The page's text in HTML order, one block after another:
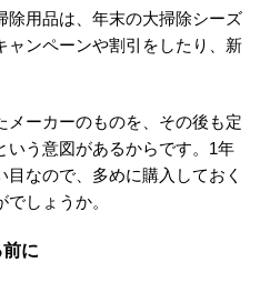
除用品は、年末の大掃除シーズ
ャンペーンや割引をしたり、新
メーカーのものを、その後も定
いう意図があるからです。1年
なので、多めに購入しておく
しょうか。
に